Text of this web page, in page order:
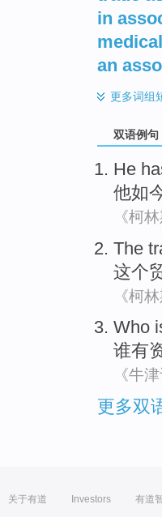
in
an
更多词组
双语例句
He
他如
《柯
The
这个
《柯
Who
谁有
《牛
更多双
关于有道 Investors 有道